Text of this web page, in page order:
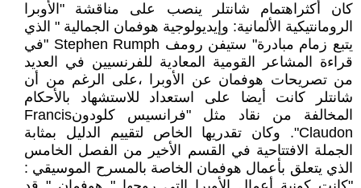
كان أكثراهتمام شانتلر ينصب على مناقشة "الأوبرا
الرومانتيكية الألمانية: وإيديولوجية هوفمان الجمالية " الذي
يتبع زمام مبادرة" ستيفن رومف Stephen Rumph "في
قراءة المشاعر القومية المعادية للفرنسيين في العديد
من تصريحات هوفمان عن الأوبرا ،على الرغم من أن
شانتلر كانت أيضا على استعداد للاستشهاد بالأحكام
المخالفة من نقاد مثل "فرانسيس كلودونFrancis
Claudon". وكان تقدريها الخاص لتقييم الدليل بمثابة
الجملة الافتتاحية في القسم الأخير من الفصل الخامس
الذي يتعلق بأعمال هوفمان الخاصة بالمسرح الموسيقي :